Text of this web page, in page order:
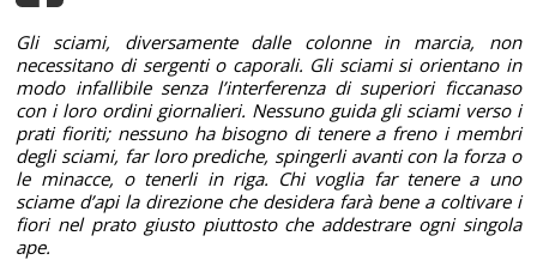
Gli sciami, diversamente dalle colonne in marcia, non
necessitano di sergenti o caporali. Gli sciami si orientano in
modo infallibile senza l’interferenza di superiori ficcanaso
con i loro ordini giornalieri. Nessuno guida gli sciami verso i
prati fioriti; nessuno ha bisogno di tenere a freno i membri
degli sciami, far loro prediche, spingerli avanti con la forza o
le minacce, o tenerli in riga. Chi voglia far tenere a uno
sciame d’api la direzione che desidera farà bene a coltivare i
fiori nel prato giusto piuttosto che addestrare ogni singola
ape.